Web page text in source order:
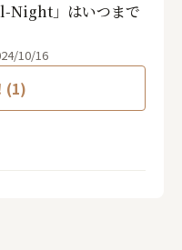
Night」はいつまで
10/16
(1)